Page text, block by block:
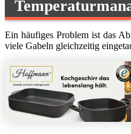
Ein häufiges Problem ist das
viele Gabeln gleichzeitig